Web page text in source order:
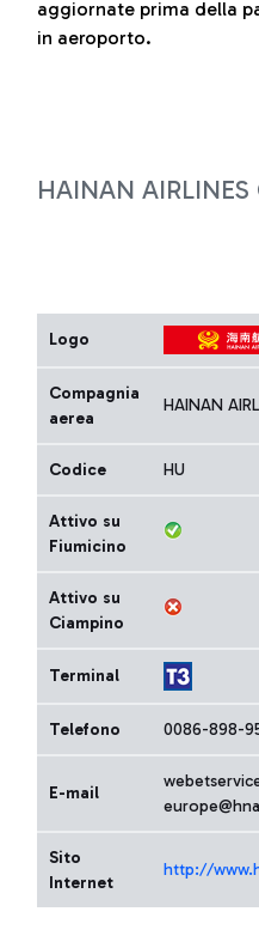
aggiornate prima della
in aeroporto.
HAINAN
Logo
Compagnia
aerea
HAINAN
Codice HU
Attivo su
Fiumicino
Attivo su
Ciampino
Terminal
Telefono 0086-898-
E-mail
Sito
Internet
http://